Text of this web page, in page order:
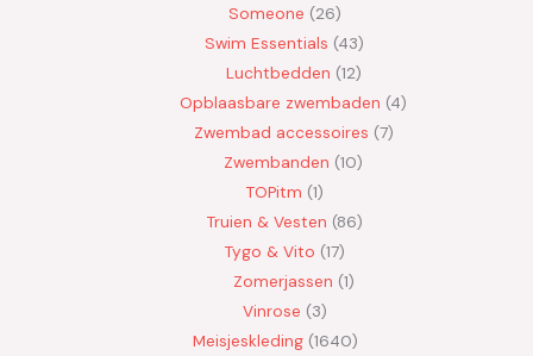
Someone 26
Swim Essentials 43
Luchtbedden 12
Opblaasbare zwembaden 4
Zwembad accessoires 7
Zwembanden 10
TOPitm 1
Truien & Vesten 86
Tygo & Vito 17
Zomerjassen 1
Vinrose 3
Meisjeskleding 1640